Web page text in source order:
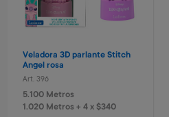
Veladora 3D parlante Stitch
Angel rosa
Art. 396
5.100 Metros
1.020 Metros + 4 x $340